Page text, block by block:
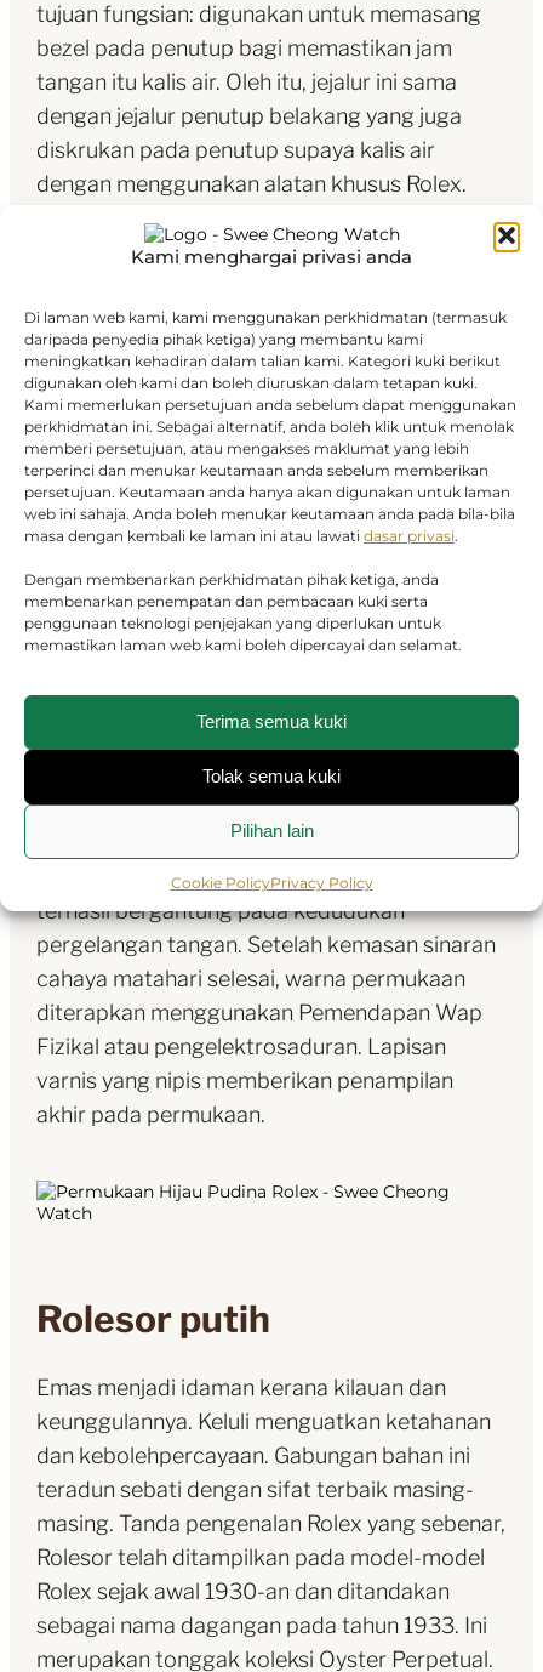
Kami menghargai privasi anda
Di laman web kami, kami menggunakan perkhidmatan (termasuk
daripada penyedia pihak ketiga) yang membantu kami
meningkatkan kehadiran dalam talian kami. Kategori kuki berikut
digunakan oleh kami dan boleh diuruskan dalam tetapan kuki.
Kami memerlukan persetujuan anda sebelum dapat menggunakan
perkhidmatan ini. Sebagai alternatif, anda boleh klik untuk menolak
memberi persetujuan, atau mengakses maklumat yang lebih
terperinci dan menukar keutamaan anda sebelum memberikan
persetujuan. Keutamaan anda hanya akan digunakan untuk laman
web ini sahaja. Anda boleh menukar keutamaan anda pada bila-bila
masa dengan kembali ke laman ini atau lawati dasar privasi.
Dengan membenarkan perkhidmatan pihak ketiga, anda
membenarkan penempatan dan pembacaan kuki serta
penggunaan teknologi penjejakan yang diperlukan untuk
memastikan laman web kami boleh dipercayai dan selamat.
Terima semua kuki
Tolak semua kuki
Pilihan lain
Cookie PolicyPrivacy Policy
tujuan fungsian: digunakan untuk memasang
bezel pada penutup bagi memastikan jam
tangan itu kalis air. Oleh itu, jejalur ini sama
dengan jejalur penutup belakang yang juga
diskrukan pada penutup supaya kalis air
dengan menggunakan alatan khusus Rolex.
Lama-kelamaan, jejalur itu menjadi elemen
estetik, satu ciri asli yang menjadi tanda
satu tanda kelainan, dalam emas pada Datejust
36 ini.
Permukaan hijau pudina
Kemasan sinaran cahaya matahari
menghasilkan pantulan cahaya yang halus
menghasilkan alur yang memencar keluar dari
tengah permukaan. Cahaya meresap secara
konsisten di sepanjang setiap ukiran,
mewujudkan sinaran halus yang unik yang
terhasil bergantung pada kedudukan
pergelangan tangan. Setelah kemasan sinaran
cahaya matahari selesai, warna permukaan
diterapkan menggunakan Pemendapan Wap
Fizikal atau pengelektrosaduran. Lapisan
varnis yang nipis memberikan penampilan
akhir pada permukaan.
Rolesor putih
Emas menjadi idaman kerana kilauan dan
keunggulannya. Keluli menguatkan ketahanan
dan kebolehpercayaan. Gabungan bahan ini
teradun sebati dengan sifat terbaik masing-
masing. Tanda pengenalan Rolex yang sebenar,
Rolesor telah ditampilkan pada model-model
Rolex sejak awal 1930-an dan ditandakan
sebagai nama dagangan pada tahun 1933. Ini
merupakan tonggak koleksi Oyster Perpetual.